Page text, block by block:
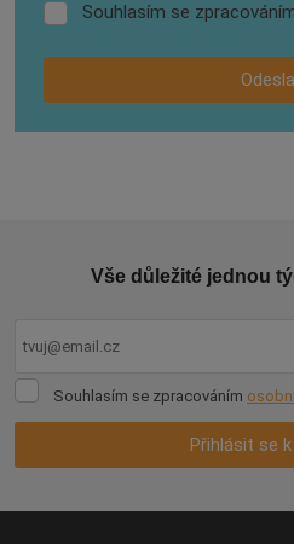
Souhlasím
zpracováním
Souhlasím se
Vše důležité jednou
Souhlasím
Souhlasím se zpracováním
Přihlásit se